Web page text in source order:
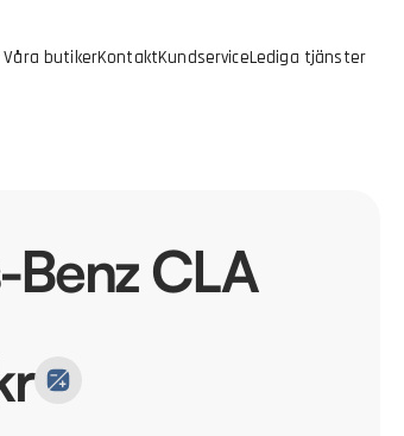
Våra butikerKontaktKundserviceLediga tjänster
CLA